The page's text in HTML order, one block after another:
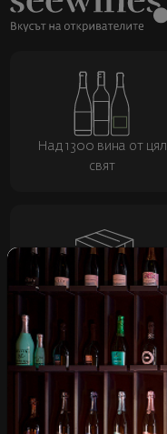
Над 1300 вина от цял
свят
Бърза доставка за
цялата страна
Пазарувай
ВИНО